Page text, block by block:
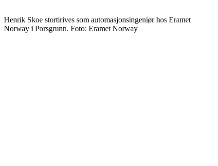
Henrik Skoe stortirives som automasjonsingeniør hos Eramet
Norway i Porsgrunn. Foto: Eramet Norway